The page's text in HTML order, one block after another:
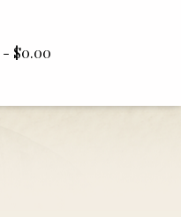
$0.00